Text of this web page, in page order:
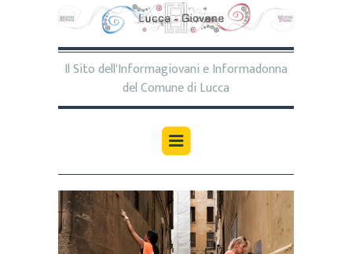
Il Sito dell'Informagiovani e Informadonna
del Comune di Lucca